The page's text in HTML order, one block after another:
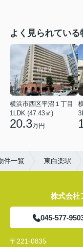
よく見られている
横浜市西区平沼１丁目
1LDK (47.43㎡)
20.3万円
件一覧 東白楽駅
株式会
045-577-
〒221-0835